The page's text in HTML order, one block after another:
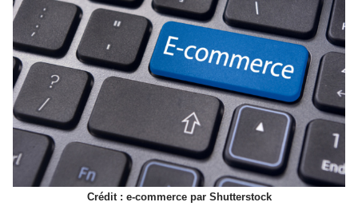
Crédit : e-commerce par Shutterstock